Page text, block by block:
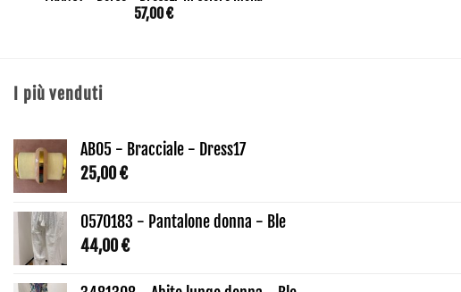
57,00€
I più venduti
AB05 - Bracciale - Dress17
25,00€
0570183 - Pantalone donna - Ble
44,00€